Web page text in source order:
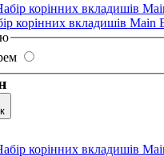
корінних вкладишів Main